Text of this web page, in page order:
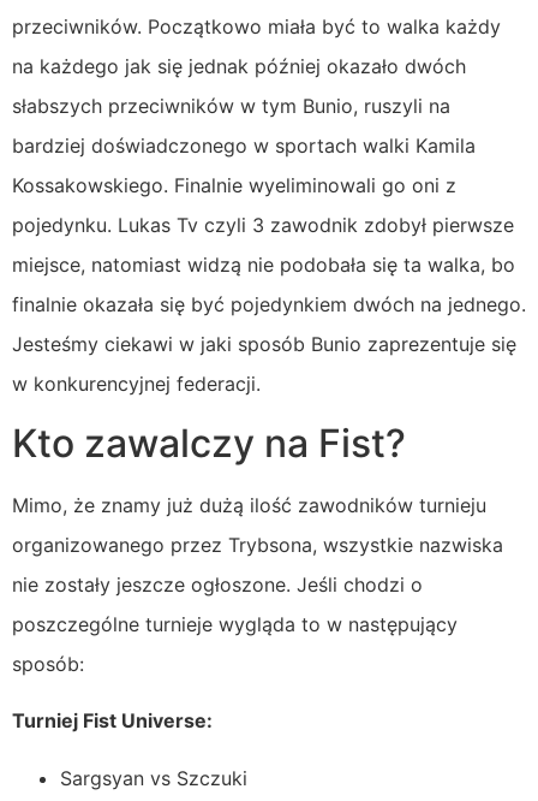
przeciwników. Początkowo miała być to walka każdy
na każdego jak się jednak później okazało dwóch
słabszych przeciwników w tym Bunio, ruszyli na
bardziej doświadczonego w sportach walki Kamila
Kossakowskiego. Finalnie wyeliminowali go oni z
pojedynku. Lukas Tv czyli 3 zawodnik zdobył pierwsze
miejsce, natomiast widzą nie podobała się ta walka, bo
finalnie okazała się być pojedynkiem dwóch na jednego.
Jesteśmy ciekawi w jaki sposób Bunio zaprezentuje się
w konkurencyjnej federacji.
Kto zawalczy na Fist?
Mimo, że znamy już dużą ilość zawodników turnieju
organizowanego przez Trybsona, wszystkie nazwiska
nie zostały jeszcze ogłoszone. Jeśli chodzi o
poszczególne turnieje wygląda to w następujący
sposób:
Turniej Fist Universe:
Sargsyan vs Szczuki